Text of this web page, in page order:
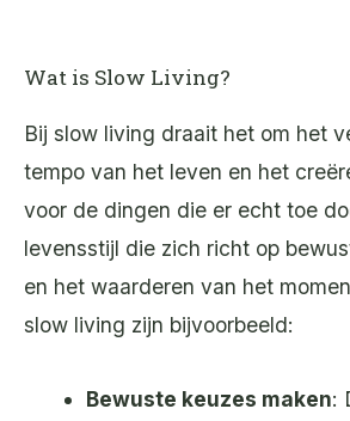
Wat is Slow Living?
Bij slow living draait het om het
tempo van het leven en het
voor de dingen die er echt toe
levensstijl die zich richt op
en het waarderen van het
slow living zijn bijvoorbeeld:
Bewuste keuzes maken: